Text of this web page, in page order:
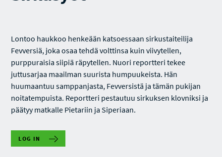
Lontoo haukkoo henkeään katsoessaan sirkustaiteilija
Fevversiä, joka osaa tehdä volttinsa kuin viivytellen,
purppuraisia siipiä räpytellen. Nuori reportteri tekee
juttusarjaa maailman suurista humpuukeista. Hän
huumaantuu samppanjasta, Fevversistä ja tämän pukijan
noitatempuista. Reportteri pestautuu sirkuksen klovniksi ja
päätyy matkalle Pietariin ja Siperiaan.
LOG IN